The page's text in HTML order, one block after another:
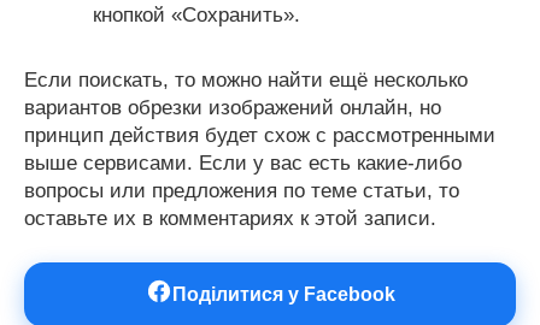
кнопкой «Сохранить».
Если поискать, то можно найти ещё несколько
вариантов обрезки изображений онлайн, но
принцип действия будет схож с рассмотренными
выше сервисами. Если у вас есть какие-либо
вопросы или предложения по теме статьи, то
оставьте их в комментариях к этой записи.
Поділитися у Facebook